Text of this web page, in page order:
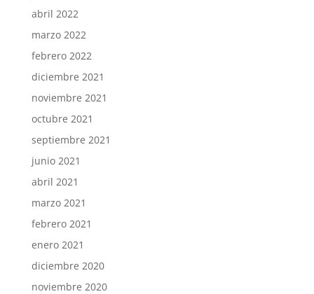
abril 2022
marzo 2022
febrero 2022
diciembre 2021
noviembre 2021
octubre 2021
septiembre 2021
junio 2021
abril 2021
marzo 2021
febrero 2021
enero 2021
diciembre 2020
noviembre 2020